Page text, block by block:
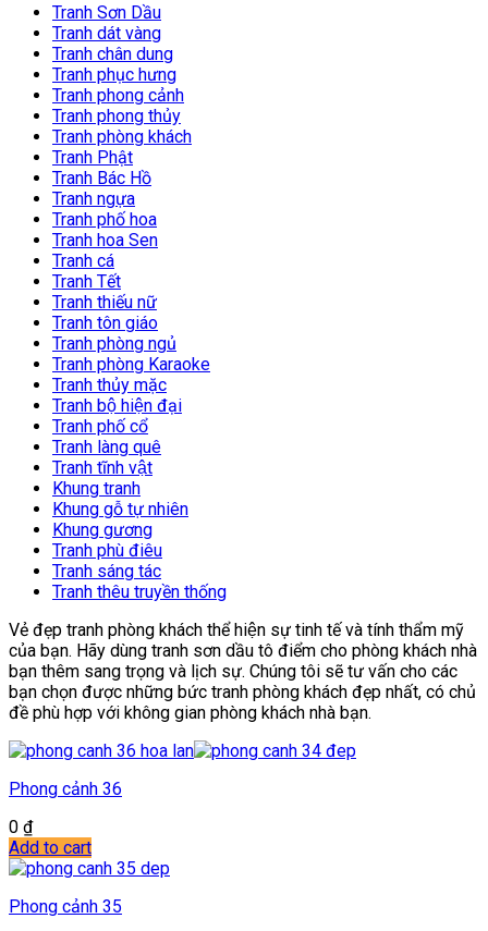
Tranh Sơn Dầu
Tranh dát vàng
Tranh chân dung
Tranh phục hưng
Tranh phong cảnh
Tranh phong thủy
Tranh phòng khách
Tranh Phật
Tranh Bác Hồ
Tranh ngựa
Tranh phố hoa
Tranh hoa Sen
Tranh cá
Tranh Tết
Tranh thiếu nữ
Tranh tôn giáo
Tranh phòng ngủ
Tranh phòng Karaoke
Tranh thủy mặc
Tranh bộ hiện đại
Tranh phố cổ
Tranh làng quê
Tranh tĩnh vật
Khung tranh
Khung gỗ tự nhiên
Khung gương
Tranh phù điêu
Tranh sáng tác
Tranh thêu truyền thống
Vẻ đẹp tranh phòng khách thể hiện sự tinh tế và tính thẩm mỹ
của bạn. Hãy dùng tranh sơn dầu tô điểm cho phòng khách nhà
bạn thêm sang trọng và lịch sự. Chúng tôi sẽ tư vấn cho các
bạn chọn được những bức tranh phòng khách đẹp nhất, có chủ
đề phù hợp với không gian phòng khách nhà bạn.
Phong cảnh 36
0 ₫
Add to cart
Phong cảnh 35